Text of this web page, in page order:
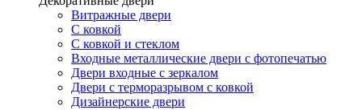
Витражные двери
С ковкой
С ковкой и стеклом
Входные металлические двери с фотопечатью
Двери входные с зеркалом
Двери с терморазрывом с ковкой
Дизайнерские двери